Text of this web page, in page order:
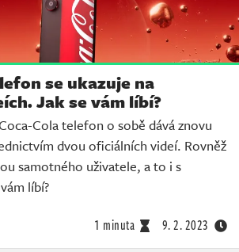
se ukazuje na
Jak se vám líbí?
Cola telefon o sobě dává znovu
dvou oficiálních videí. Rovněž
samotného uživatele, a to i s
líbí?
1 minuta 9. 2. 2023